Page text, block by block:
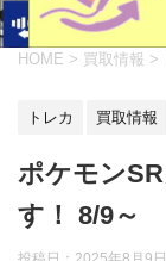
HOME > 買取情報 >
トレカ 買取情報
ポケモン
す！ 8/9～